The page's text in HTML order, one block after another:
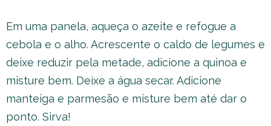
Em uma panela, aqueça o azeite e refogue a
cebola e o alho. Acrescente o caldo de legumes e
deixe reduzir pela metade, adicione a quinoa e
misture bem. Deixe a água secar. Adicione
manteiga e parmesão e misture bem até dar o
ponto. Sirva!